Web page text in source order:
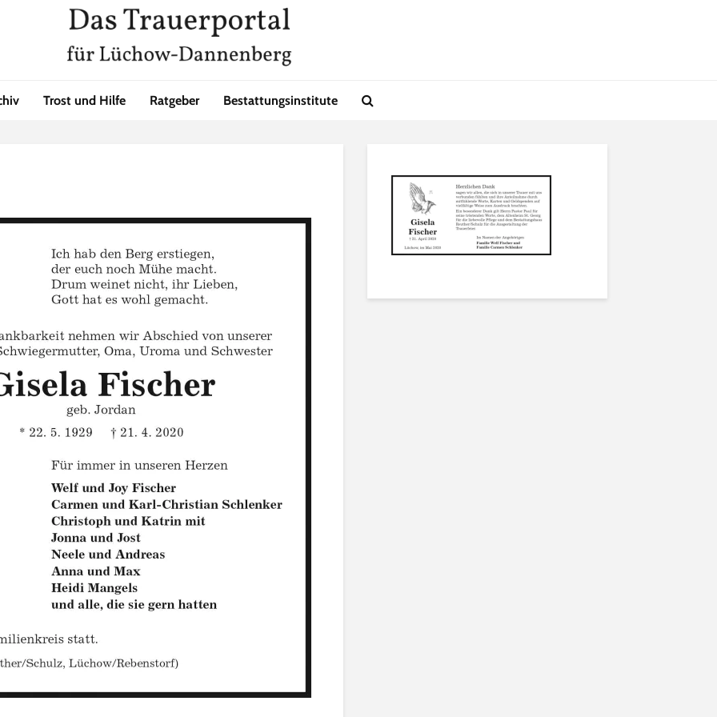
Trost und Hilfe Ratgeber Bestattungsinstitute